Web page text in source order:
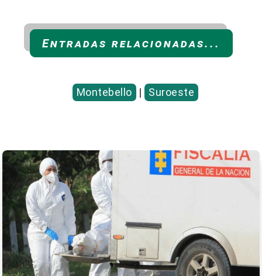
Entradas relacionadas...
Montebello | Suroeste